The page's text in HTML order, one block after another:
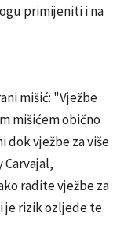
primijeniti i na
mišić: "Vježbe
mišićem obično
dok vježbe za više
Carvajal,
radite vježbe za
je rizik ozljede te